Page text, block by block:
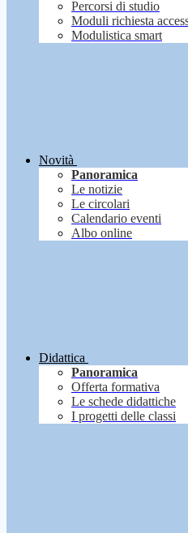
Percorsi di studio
Moduli richiesta
Modulistica smart
Novità
Panoramica
Le notizie
Le circolari
Calendario eventi
Albo online
Didattica
Panoramica
Offerta formativa
Le schede didattiche
I progetti delle classi